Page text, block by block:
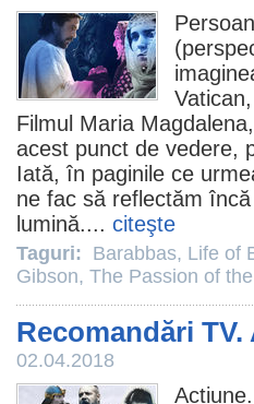
Filmul Maria Magdalena
acest punct de vedere,
Iată, în paginile ce
ne fac să reflectăm
lumină.... citeşte
Taguri: Barabbas, Life of
Gibson, The Passion of
Recomandări
02.04.2018
Acțiune.